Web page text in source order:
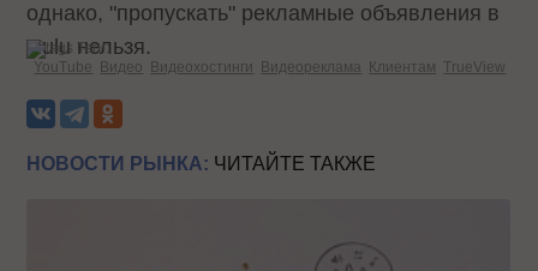
однако, "пропускать" рекламные объявления в
Hulu нельзя.
Теги:
YouTube Видео Видеохостинги Видеореклама Клиентам TrueView
НОВОСТИ РЫНКА: ЧИТАЙТЕ ТАКЖЕ